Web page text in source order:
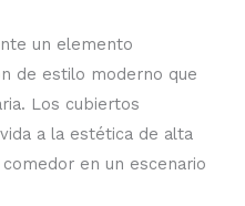
un elemento
de estilo moderno que
Los cubiertos
a la estética de alta
en un escenario